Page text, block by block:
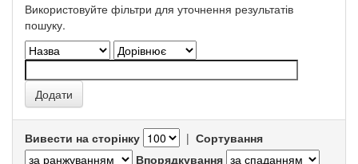
Використовуйте фільтри для уточнення результатів
пошуку.
Вивести на сторінку | Сортування
Впорядкування